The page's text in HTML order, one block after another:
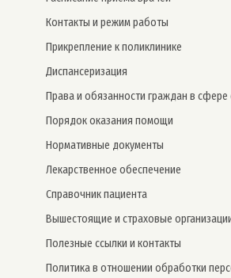
Контакты и режим работы
Прикрепление к поликлинике
Дис­пансе­риза­ция
Права и обязанности граждан в
Порядок оказания помощи
Нормативные документы
Лекарственное обеспечение
Справочник пациента
Вышестоящие и страховые
Полезные ссылки и контакты
Политика в отношении обработки